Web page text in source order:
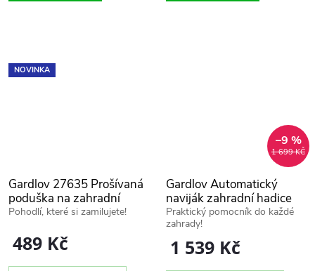
NOVINKA
Gardlov 27635 Prošívaná
poduška na zahradní
lehátko 180x50x9 cm,
489 Kč
Pohodlí, které si zamilujete!
1 699 KČ
–9 %
Gardlov Automatický
naviják zahradní hadice
25 m, 25509
1 539 Kč
Praktický pomocník do každé
zahrady!